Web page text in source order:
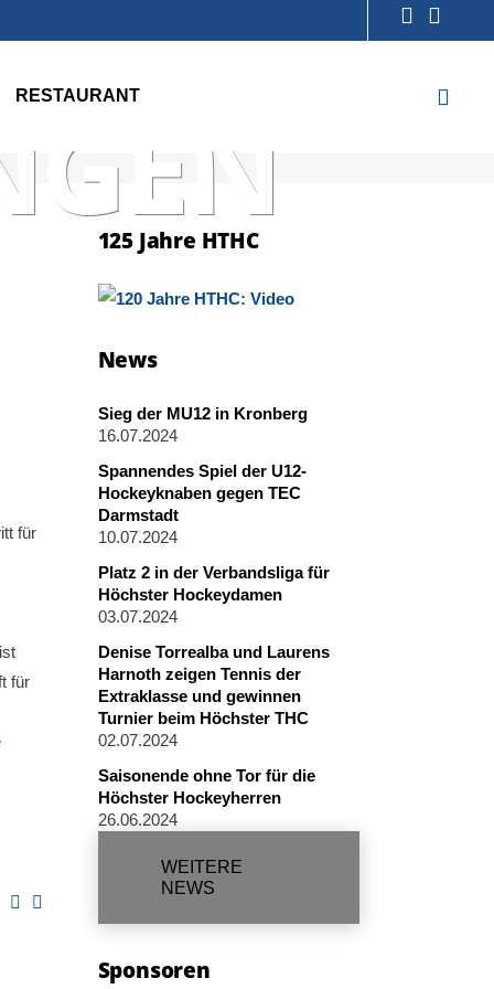
RESTAURANT
für
für
125 Jahre HTHC
News
Sieg der MU12 in Kronberg
16.07.2024
Spannendes Spiel der U12-
Hockeyknaben gegen TEC
Darmstadt
10.07.2024
Platz 2 in der Verbandsliga für
Höchster Hockeydamen
03.07.2024
Denise Torrealba und Laurens
Harnoth zeigen Tennis der
Extraklasse und gewinnen
Turnier beim Höchster THC
02.07.2024
Saisonende ohne Tor für die
Höchster Hockeyherren
26.06.2024
WEITERE
NEWS
Sponsoren